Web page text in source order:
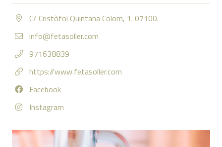
C/ Cristòfol Quintana Colom, 1. 07100.
info@fetasoller.com
971638839
https://www.fetasoller.com
Facebook
Instagram